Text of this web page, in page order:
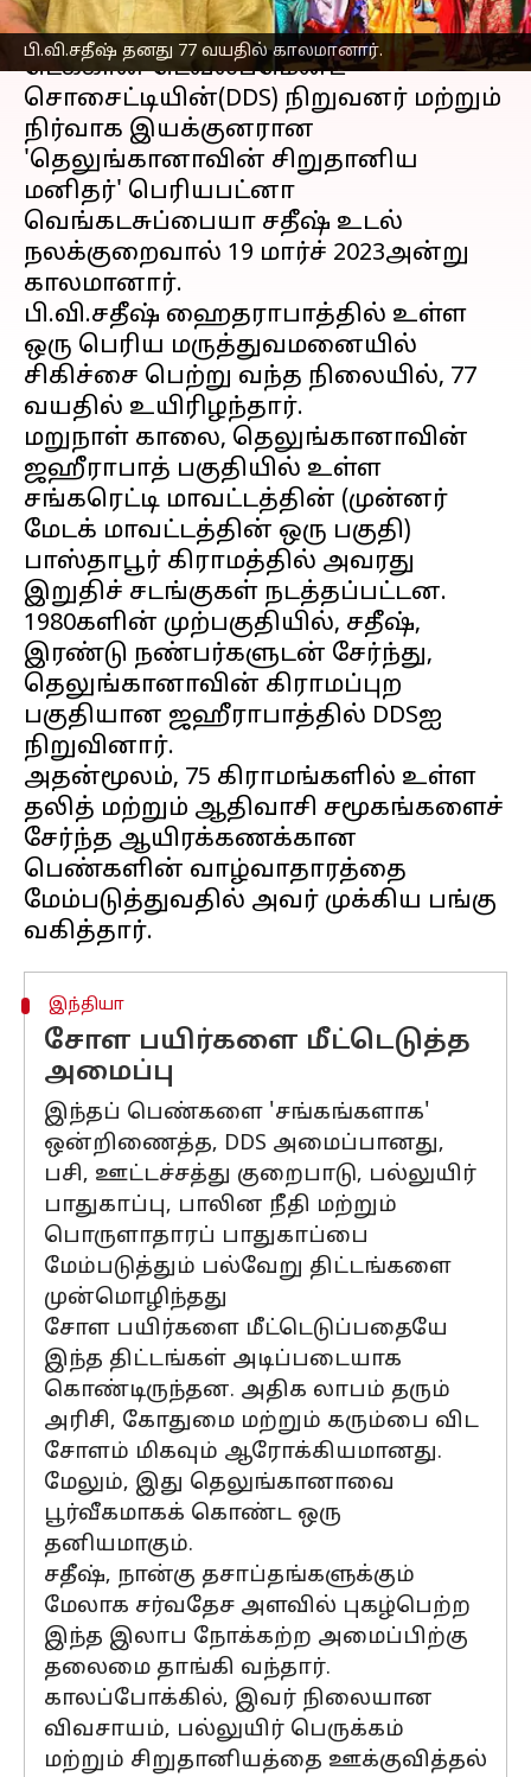
பி.வி.சதீஷ் தனது 77 வயதில் காலமானார்.
செய்தி முன்னோட்டம்
டெக்கான் டெவலப்மென்ட்
சொசைட்டியின்(DDS) நிறுவனர் மற்றும்
நிர்வாக இயக்குனரான
'தெலுங்கானாவின் சிறுதானிய
மனிதர்' பெரியபட்னா
வெங்கடசுப்பையா சதீஷ் உடல்
நலக்குறைவால் 19 மார்ச் 2023அன்று
காலமானார்.
பி.வி.சதீஷ் ஹைதராபாத்தில் உள்ள
ஒரு பெரிய மருத்துவமனையில்
சிகிச்சை பெற்று வந்த நிலையில், 77
வயதில் உயிரிழந்தார்.
மறுநாள் காலை, தெலுங்கானாவின்
ஜஹீராபாத் பகுதியில் உள்ள
சங்கரெட்டி மாவட்டத்தின் (முன்னர்
மேடக் மாவட்டத்தின் ஒரு பகுதி)
பாஸ்தாபூர் கிராமத்தில் அவரது
இறுதிச் சடங்குகள் நடத்தப்பட்டன.
1980களின் முற்பகுதியில், சதீஷ்,
இரண்டு நண்பர்களுடன் சேர்ந்து,
தெலுங்கானாவின் கிராமப்புற
பகுதியான ஜஹீராபாத்தில் DDSஐ
நிறுவினார்.
அதன்மூலம், 75 கிராமங்களில் உள்ள
தலித் மற்றும் ஆதிவாசி சமூகங்களைச்
சேர்ந்த ஆயிரக்கணக்கான
பெண்களின் வாழ்வாதாரத்தை
மேம்படுத்துவதில் அவர் முக்கிய பங்கு
இந்தியா
சோள பயிர்களை மீட்டெடுத்த
அமைப்பு
இந்தப் பெண்களை 'சங்கங்களாக'
ஒன்றிணைத்த, DDS அமைப்பானது,
பசி, ஊட்டச்சத்து குறைபாடு, பல்லுயிர்
பாதுகாப்பு, பாலின நீதி மற்றும்
பொருளாதாரப் பாதுகாப்பை
மேம்படுத்தும் பல்வேறு திட்டங்களை
முன்மொழிந்தது
சோள பயிர்களை மீட்டெடுப்பதையே
இந்த திட்டங்கள் அடிப்படையாக
கொண்டிருந்தன. அதிக லாபம் தரும்
அரிசி, கோதுமை மற்றும் கரும்பை விட
சோளம் மிகவும் ஆரோக்கியமானது.
மேலும், இது தெலுங்கானாவை
பூர்வீகமாகக் கொண்ட ஒரு
தனியமாகும்.
சதீஷ், நான்கு தசாப்தங்களுக்கும்
மேலாக சர்வதேச அளவில் புகழ்பெற்ற
இந்த இலாப நோக்கற்ற அமைப்பிற்கு
தலைமை தாங்கி வந்தார்.
காலப்போக்கில், இவர் நிலையான
விவசாயம், பல்லுயிர் பெருக்கம்
மற்றும் சிறுதானியத்தை ஊக்குவித்தல்